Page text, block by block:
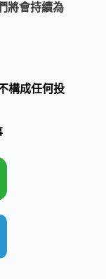
將會持續為
構成任何投